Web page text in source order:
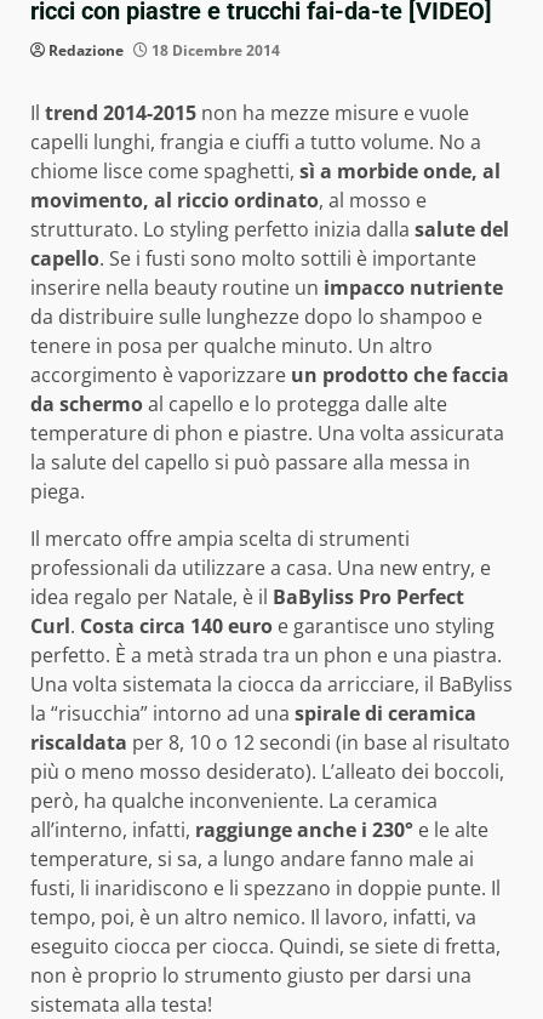
ricci con piastre e trucchi fai-da-te [VIDEO]
Redazione 18 Dicembre 2014
Il trend 2014-2015 non ha mezze misure e vuole
capelli lunghi, frangia e ciuffi a tutto volume. No a
chiome lisce come spaghetti, sì a morbide onde, al
movimento, al riccio ordinato, al mosso e
strutturato. Lo styling perfetto inizia dalla salute del
capello. Se i fusti sono molto sottili è importante
inserire nella beauty routine un impacco nutriente
da distribuire sulle lunghezze dopo lo shampoo e
tenere in posa per qualche minuto. Un altro
accorgimento è vaporizzare un prodotto che faccia
da schermoal capello e lo protegga dalle alte
temperature di phon e piastre. Una volta assicurata
la salute del capello si può passare alla messa in
piega.
Il mercato offre ampia scelta di strumenti
professionali da utilizzare a casa. Una new entry, e
idea regalo per Natale, è il BaByliss Pro Perfect
Curl. Costa circa 140 euro e garantisce uno styling
perfetto. È a metà strada tra un phon e una piastra.
Una volta sistemata la ciocca da arricciare, il BaByliss
la “risucchia” intorno ad una spirale di ceramica
riscaldata per 8, 10 o 12 secondi (in base al risultato
più o meno mosso desiderato). L’alleato dei boccoli,
però, ha qualche inconveniente. La ceramica
all’interno, infatti, raggiunge anche i 230° e le alte
temperature, si sa, a lungo andare fanno male ai
fusti, li inaridiscono e li spezzano in doppie punte. Il
tempo, poi, è un altro nemico. Il lavoro, infatti, va
eseguito ciocca per ciocca. Quindi, se siete di fretta,
non è proprio lo strumento giusto per darsi una
sistemata alla testa!